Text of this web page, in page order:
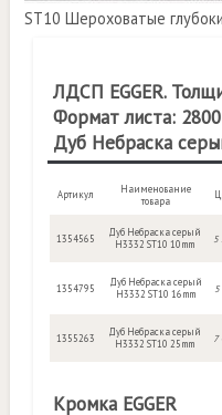
ST10 Шероховатые
ЛДСП EGGER.
Формат листа:
Дуб Небраска
Артикул
Наименование
товара
1354565
Дуб Небраска серый
H3332 ST10 10mm
5
1354795
Дуб Небраска серый
H3332 ST10 16mm
1355263
Дуб Небраска серый
H3332 ST10 25mm
7
Кромка EGGER